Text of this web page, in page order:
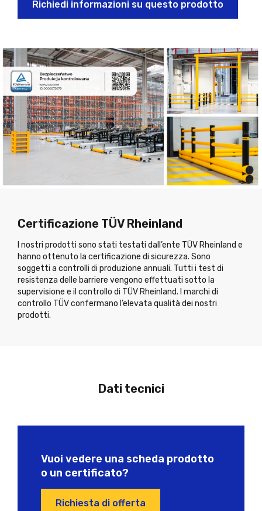
Richiedi informazioni su questo prodotto
Certificazione TÜV Rheinland
I nostri prodotti sono stati testati dall’ente TÜV Rheinland e
hanno ottenuto la certificazione di sicurezza. Sono
soggetti a controlli di produzione annuali. Tutti i test di
resistenza delle barriere vengono effettuati sotto la
supervisione e il controllo di TÜV Rheinland. I marchi di
controllo TÜV confermano l’elevata qualità dei nostri
prodotti.
Dati tecnici
Vuoi vedere una scheda prodotto
o un certificato?
Richiesta di offerta